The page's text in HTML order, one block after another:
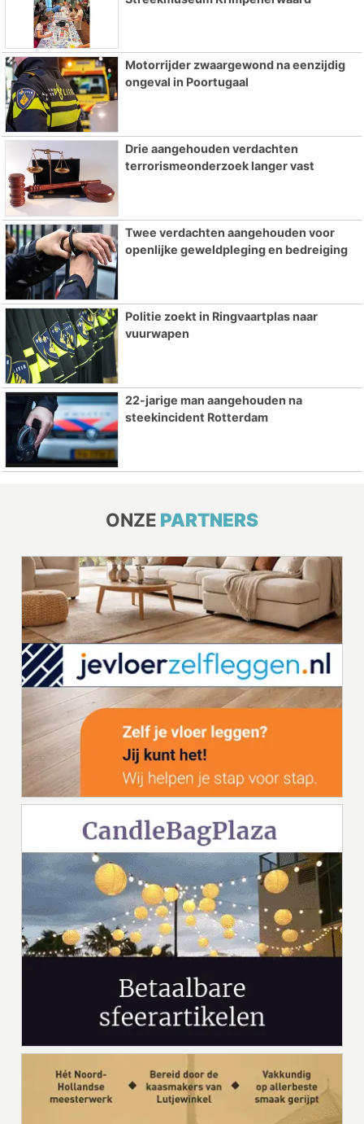
Motorrijder zwaargewond na eenzijdig
ongeval in Poortugaal
Drie aangehouden verdachten
terrorismeonderzoek langer vast
Twee verdachten aangehouden voor
openlijke geweldpleging en bedreiging
Politie zoekt in Ringvaartplas naar
vuurwapen
22-jarige man aangehouden na
steekincident Rotterdam
ONZE PARTNERS